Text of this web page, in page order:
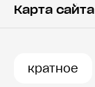
Карта сайта
кратное